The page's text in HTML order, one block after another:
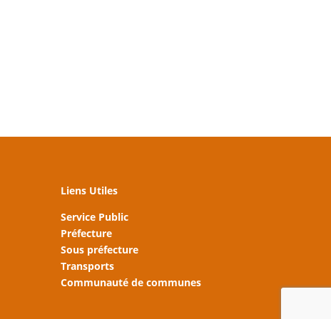
Liens Utiles
Service Public
Préfecture
Sous préfecture
Transports
Communauté de communes